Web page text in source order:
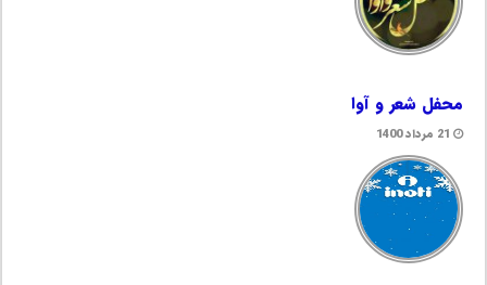
محفل شعر و آوا
21 مرداد 1400